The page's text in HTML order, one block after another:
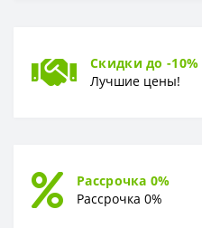
Скидки до -10%
Лучшие цены!
Рассрочка 0%
Рассрочка 0%